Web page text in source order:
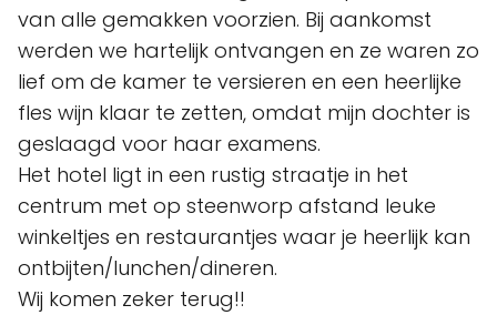
van alle gemakken voorzien. Bij aankomst
werden we hartelijk ontvangen en ze waren zo
lief om de kamer te versieren en een heerlijke
fles wijn klaar te zetten, omdat mijn dochter is
geslaagd voor haar examens.
Het hotel ligt in een rustig straatje in het
centrum met op steenworp afstand leuke
winkeltjes en restaurantjes waar je heerlijk kan
ontbijten/lunchen/dineren.
Wij komen zeker terug!!